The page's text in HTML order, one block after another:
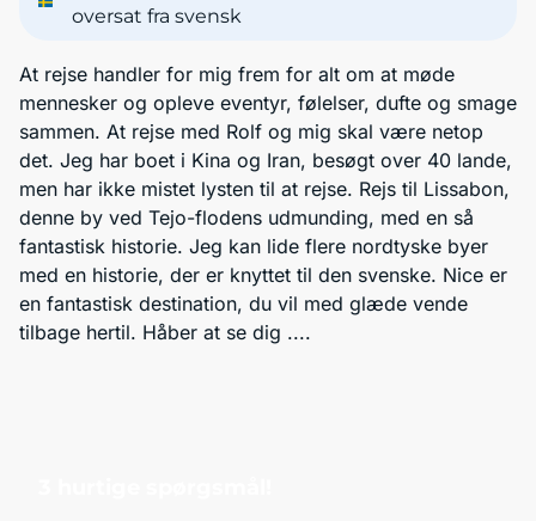
oversat fra svensk
At rejse handler for mig frem for alt om at møde
mennesker og opleve eventyr, følelser, dufte og smage
sammen. At rejse med Rolf og mig skal være netop
det. Jeg har boet i Kina og Iran, besøgt over 40 lande,
men har ikke mistet lysten til at rejse. Rejs til Lissabon,
denne by ved Tejo-flodens udmunding, med en så
fantastisk historie. Jeg kan lide flere nordtyske byer
med en historie, der er knyttet til den svenske. Nice er
en fantastisk destination, du vil med glæde vende
tilbage hertil. Håber at se dig ....